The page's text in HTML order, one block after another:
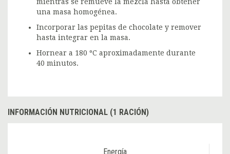
una masa homogénea.
Incorporar las pepitas de chocolate y remover
hasta integrar en la masa.
Hornear a 180 ºC aproximadamente durante
40 minutos.
INFORMACIÓN NUTRICIONAL (1 RACIÓN)
Energía